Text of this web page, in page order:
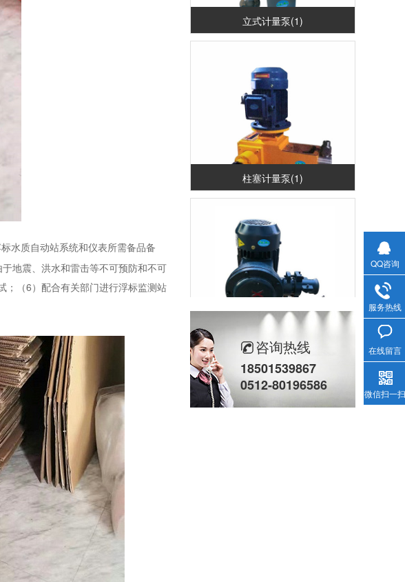
水质自动站系统和仪表所需备品备
地震、洪水和雷击等不可预防和不可
；（6）配合有关部门进行浮标监测站
立式计量泵(1)
柱塞计量泵(1)
柱塞计量泵(2)
咨询热线
18501539867
0512-80196586
QQ咨询
服务热线
在线留言
微信扫一扫